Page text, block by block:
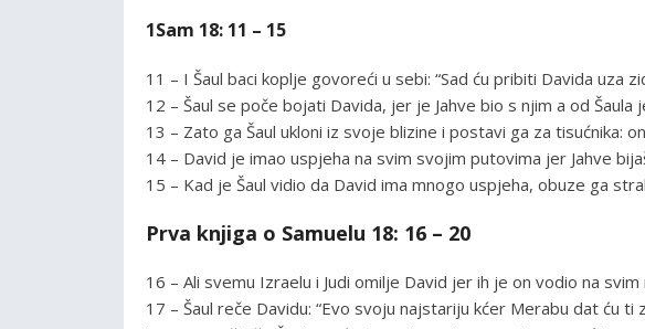
1Sam 18: 11 – 15
11 – I Šaul baci koplje govoreći u sebi: “Sad ću pribiti Davida uza
12 – Šaul se poče bojati Davida, jer je Jahve bio s njim a od Šaula
13 – Zato ga Šaul ukloni iz svoje blizine i postavi ga za tisućnika:
14 – David je imao uspjeha na svim svojim putovima jer Jahve
15 – Kad je Šaul vidio da David ima mnogo uspjeha, obuze ga
Prva knjiga o Samuelu 18: 16 – 20
16 – Ali svemu Izraelu i Judi omilje David jer ih je on vodio na
17 – Šaul reče Davidu: “Evo svoju najstariju kćer Merabu dat ću ti